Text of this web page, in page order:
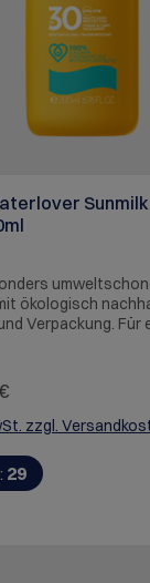
Sunmilk
ökologisch
Verpackung. Für
SICOS et
Augen vermeiden.
zzgl.
29